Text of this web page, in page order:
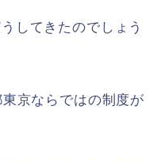
してきたのでしょう
京ならではの制度が